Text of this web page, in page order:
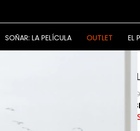
SOÑAR: LA PELÍCULA OUTLET EL
USD